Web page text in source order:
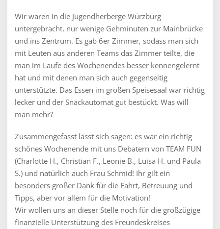
Wir waren in die Jugendherberge Würzburg
untergebracht, nur wenige Gehminuten zur Mainbrücke
und ins Zentrum. Es gab 6er Zimmer, sodass man sich
mit Leuten aus anderen Teams das Zimmer teilte, die
man im Laufe des Wochenendes besser kennengelernt
hat und mit denen man sich auch gegenseitig
unterstützte. Das Essen im großen Speisesaal war richtig
lecker und der Snackautomat gut bestückt. Was will
man mehr?
Zusammengefasst lässt sich sagen: es war ein richtig
schönes Wochenende mit uns Debatern von TEAM FUN
(Charlotte H., Christian F., Leonie B., Luisa H. und Paula
S.) und natürlich auch Frau Schmid! Ihr gilt ein
besonders großer Dank für die Fahrt, Betreuung und
Tipps, aber vor allem für die Motivation!
Wir wollen uns an dieser Stelle noch für die großzügige
finanzielle Unterstützung des Freundeskreises